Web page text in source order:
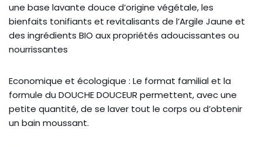
une base lavante douce d’origine végétale, les
bienfaits tonifiants et revitalisants de l’Argile Jaune et
des ingrédients BIO aux propriétés adoucissantes ou
nourrissantes
Economique et écologique : Le format familial et la
formule du DOUCHE DOUCEUR permettent, avec une
petite quantité, de se laver tout le corps ou d’obtenir
un bain moussant.